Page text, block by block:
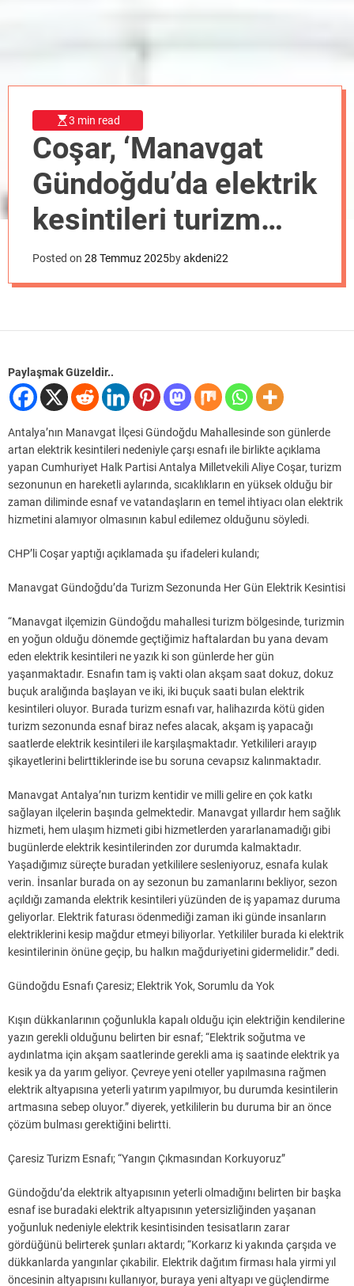
3 min read
Coşar, ‘Manavgat
Gündoğdu’da elektrik
kesintileri turizm
esnafını mağdur
ediyor’
Posted on 28 Temmuz 2025byakdeni22
Paylaşmak Güzeldir..
Antalya’nın Manavgat İlçesi Gündoğdu Mahallesinde son günlerde
artan elektrik kesintileri nedeniyle çarşı esnafı ile birlikte açıklama
yapan Cumhuriyet Halk Partisi Antalya Milletvekili Aliye Coşar, turizm
sezonunun en hareketli aylarında, sıcaklıkların en yüksek olduğu bir
zaman diliminde esnaf ve vatandaşların en temel ihtiyacı olan elektrik
hizmetini alamıyor olmasının kabul edilemez olduğunu söyledi.
CHP’li Coşar yaptığı açıklamada şu ifadeleri kulandı;
Manavgat Gündoğdu’da Turizm Sezonunda Her Gün Elektrik Kesintisi
“Manavgat ilçemizin Gündoğdu mahallesi turizm bölgesinde, turizmin
en yoğun olduğu dönemde geçtiğimiz haftalardan bu yana devam
eden elektrik kesintileri ne yazık ki son günlerde her gün
yaşanmaktadır. Esnafın tam iş vakti olan akşam saat dokuz, dokuz
buçuk aralığında başlayan ve iki, iki buçuk saati bulan elektrik
kesintileri oluyor. Burada turizm esnafı var, halihazırda kötü giden
turizm sezonunda esnaf biraz nefes alacak, akşam iş yapacağı
saatlerde elektrik kesintileri ile karşılaşmaktadır. Yetkilileri arayıp
şikayetlerini belirttiklerinde ise bu soruna cevapsız kalınmaktadır.
Manavgat Antalya’nın turizm kentidir ve milli gelire en çok katkı
sağlayan ilçelerin başında gelmektedir. Manavgat yıllardır hem sağlık
hizmeti, hem ulaşım hizmeti gibi hizmetlerden yararlanamadığı gibi
bugünlerde elektrik kesintilerinden zor durumda kalmaktadır.
Yaşadığımız süreçte buradan yetkililere sesleniyoruz, esnafa kulak
verin. İnsanlar burada on ay sezonun bu zamanlarını bekliyor, sezon
açıldığı zamanda elektrik kesintileri yüzünden de iş yapamaz duruma
geliyorlar. Elektrik faturası ödenmediği zaman iki günde insanların
elektriklerini kesip mağdur etmeyi biliyorlar. Yetkililer burada ki elektrik
kesintilerinin önüne geçip, bu halkın mağduriyetini gidermelidir.” dedi.
Gündoğdu Esnafı Çaresiz; Elektrik Yok, Sorumlu da Yok
Kışın dükkanlarının çoğunlukla kapalı olduğu için elektriğin kendilerine
yazın gerekli olduğunu belirten bir esnaf; “Elektrik soğutma ve
aydınlatma için akşam saatlerinde gerekli ama iş saatinde elektrik ya
kesik ya da yarım geliyor. Çevreye yeni oteller yapılmasına rağmen
elektrik altyapısına yeterli yatırım yapılmıyor, bu durumda kesintilerin
artmasına sebep oluyor.” diyerek, yetkililerin bu duruma bir an önce
çözüm bulması gerektiğini belirtti.
Çaresiz Turizm Esnafı; “Yangın Çıkmasından Korkuyoruz”
Gündoğdu’da elektrik altyapısının yeterli olmadığını belirten bir başka
esnaf ise buradaki elektrik altyapısının yetersizliğinden yaşanan
yoğunluk nedeniyle elektrik kesintisinden tesisatların zarar
gördüğünü belirterek şunları aktardı; “Korkarız ki yakında çarşıda ve
dükkanlarda yangınlar çıkabilir. Elektrik dağıtım firması hala yirmi yıl
öncesinin altyapısını kullanıyor, buraya yeni altyapı ve güçlendirme